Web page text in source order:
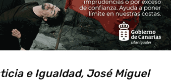
e Igualdad, José Miguel